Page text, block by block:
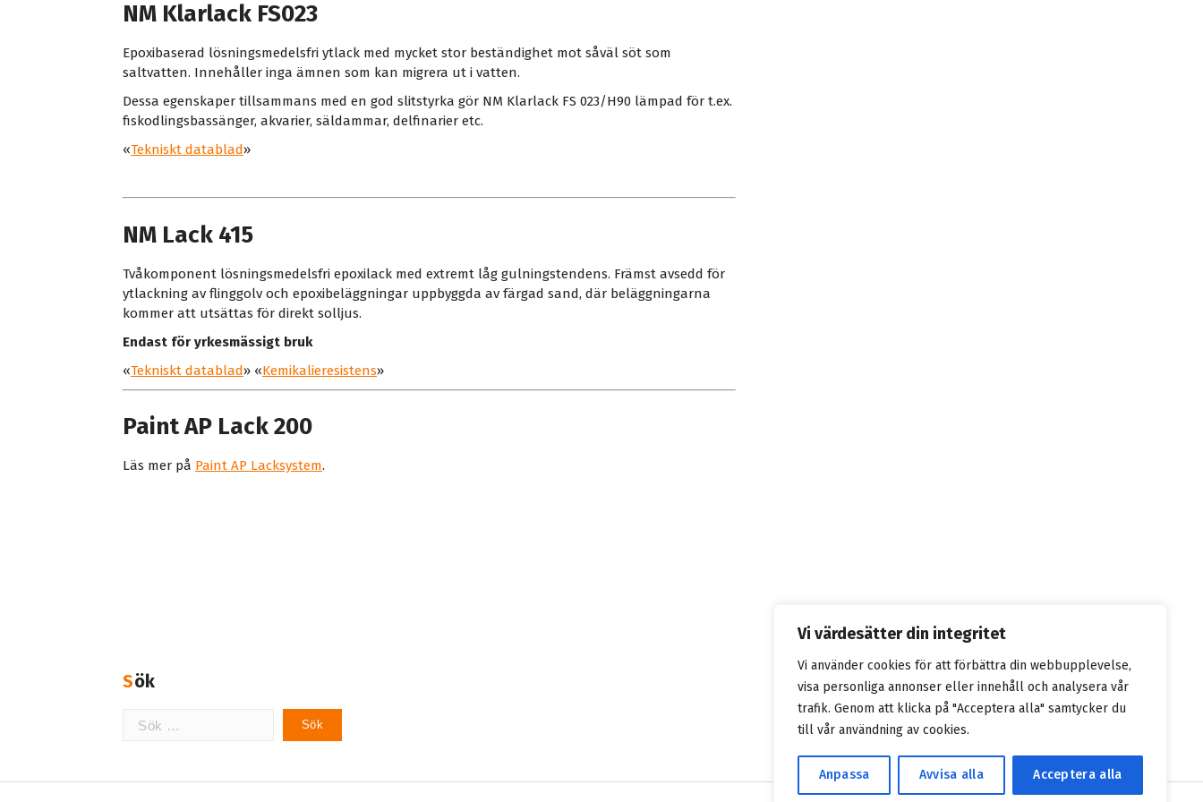
Vi värdesätter din integritet
Vi använder cookies för att förbättra din webbupplevelse,
visa personliga annonser eller innehåll och analysera vår
trafik. Genom att klicka på "Acceptera alla" samtycker du
till vår användning av cookies.
Anpassa Avvisa alla Acceptera alla
NM Klarlack FS023
Epoxibaserad lösningsmedelsfri ytlack med mycket stor beständighet mot såväl söt som
saltvatten. Innehåller inga ämnen som kan migrera ut i vatten.
Dessa egenskaper tillsammans med en god slitstyrka gör NM Klarlack FS 023/H90 lämpad för t.ex.
fiskodlingsbassänger, akvarier, säldammar, delfinarier etc.
«Tekniskt datablad»
NM Lack 415
Tvåkomponent lösningsmedelsfri epoxilack med extremt låg gulningstendens. Främst avsedd för
ytlackning av flinggolv och epoxibeläggningar uppbyggda av färgad sand, där beläggningarna
kommer att utsättas för direkt solljus.
Endast för yrkesmässigt bruk
«Tekniskt datablad» «Kemikalieresistens»
Paint AP Lack 200
Läs mer på Paint AP Lacksystem.
Sök
Sök